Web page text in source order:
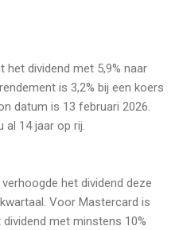
dividend met 5,9% naar
is 3,2% bij een koers
datum is 13 februari 2026.
al 14 jaar op rij.
het dividend deze
Voor Mastercard is
met minstens 10%